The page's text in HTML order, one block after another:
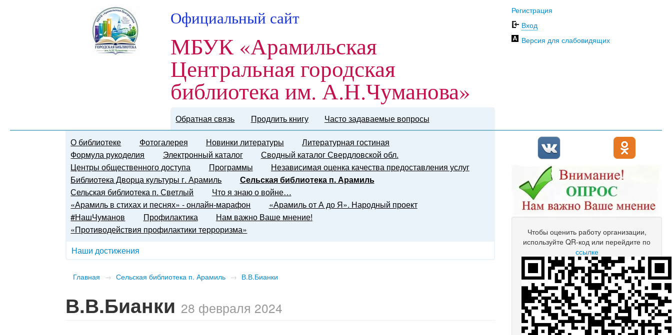
Официальный сайт
МБУК «Арамильская
Центральная городская
библиотека им. А.Н.Чуманова»
Обратная связь Продлить книгу Часто задаваемые вопросы
Регистрация
Вход
Версия для слабовидящих
О библиотеке Фотогалерея Новинки литературы
Литературная гостиная
Формула рукоделия
Электронный каталог
Сводный каталог Свердловской обл.
Центры общественного доступа
Программы
Независимая оценка качества предоставления услуг
Библиотека Дворца культуры г. Арамиль
Сельская библиотека п. Арамиль
Сельская библиотека п. Светлый
Что я знаю о войне…
«Арамиль в стихах и песнях» - онлайн-марафон
«Арамиль от А до Я». Народный проект
#НашЧуманов
Профилактика
Нам важно Ваше мнение!
«Противодействия профилактики терроризма»
Наши достижения
Главная → Сельская библиотека п. Арамиль → В.В.Бианки
В.В.Бианки 28 февраля 2024
Чтобы оценить работу организации,
используйте QR-код или перейдите по
ссылке